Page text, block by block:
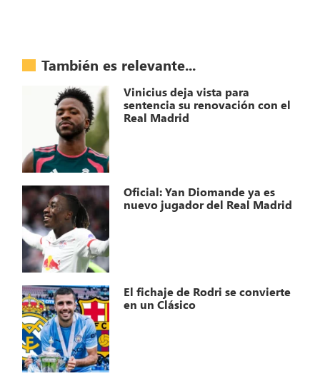
También es relevante...
Vinicius deja vista para
sentencia su renovación con el
Real Madrid
Oficial: Yan Diomande ya es
nuevo jugador del Real Madrid
El fichaje de Rodri se convierte
en un Clásico